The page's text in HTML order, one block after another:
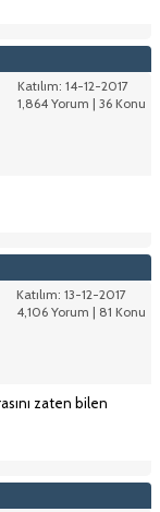
Katılım: 14-12-2017
1,864 Yorum | 36 Konu
Katılım: 13-12-2017
4,106 Yorum | 81 Konu
zaten bilen